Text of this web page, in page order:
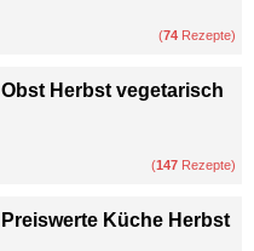
(74 Rezepte)
Obst Herbst vegetarisch
(147 Rezepte)
Preiswerte Küche Herbst